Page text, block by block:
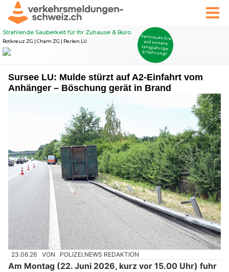
Sursee LU: Mulde stürzt auf A2-Einfahrt vom
Anhänger – Böschung gerät in Brand
23.06.26 VON POLIZEI.NEWS REDAKTION
Am Montag (22. Juni 2026, kurz vor 15.00 Uhr) fuhr